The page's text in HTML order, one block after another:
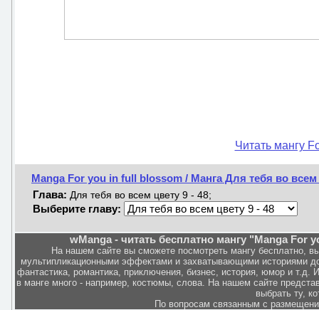
Читать мангу
Manga For you in full blossom / Манга Для тебя во всем
Глава: Для тебя во всем цвету 9 - 48;
Выберите главу:
wManga - читать бесплатно мангу "Manga
На нашем сайте вы сможете посмотреть мангу бесплатно,
мультипликационными эффектами и захватывающими историями
фантастика, романтика, приключения, бизнес, история, юмор и
в манге много - например, костюмы, слова. На нашем сайте
выбрать ту,
По вопросам связанным с